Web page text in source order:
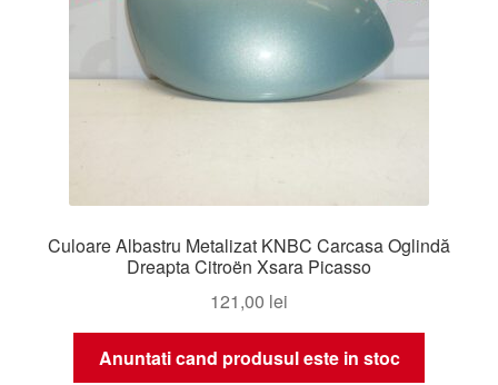
Culoare Albastru Metalizat KNBC Carcasa Oglindă
Dreapta Citroën Xsara Picasso
121,00 lei
Anuntati cand produsul este in stoc